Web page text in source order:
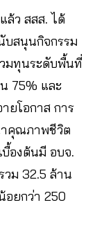
ล้ว สสส. ได้
สนุนกิจกรรม
มทุนระดับพื้นที่
75% และ
ยโอกาส การ
คุณภาพชีวิต
องต้นมี อบจ.
ม 32.5 ล้าน
อยกว่า 250